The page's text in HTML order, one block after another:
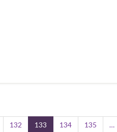
132 133 134 135 …